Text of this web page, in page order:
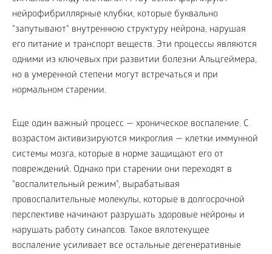
нейрофибриллярные клубки, которые буквально
"запутывают" внутреннюю структуру нейрона, нарушая
его питание и транспорт веществ. Эти процессы являются
одними из ключевых при развитии болезни Альцгеймера,
но в умеренной степени могут встречаться и при
нормальном старении.
Еще один важный процесс — хроническое воспаление. С
возрастом активизируются микроглия — клетки иммунной
системы мозга, которые в норме защищают его от
повреждений. Однако при старении они переходят в
"воспалительный режим", вырабатывая
провоспалительные молекулы, которые в долгосрочной
перспективе начинают разрушать здоровые нейроны и
нарушать работу синапсов. Такое вялотекущее
воспаление усиливает все остальные дегенеративные